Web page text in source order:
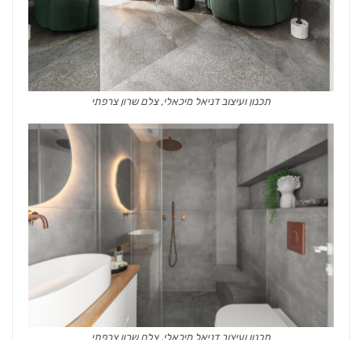
תכנון ועיצוב דניאל מיכאלי, צלם שרון צרפתי
תכנון ועיצוב דניאל מיכאלי, צלם שרון צרפתי